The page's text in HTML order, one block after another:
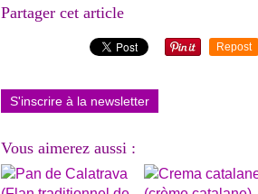
Partager cet article
Repost
S'inscrire à la newsletter
Vous aimerez aussi :